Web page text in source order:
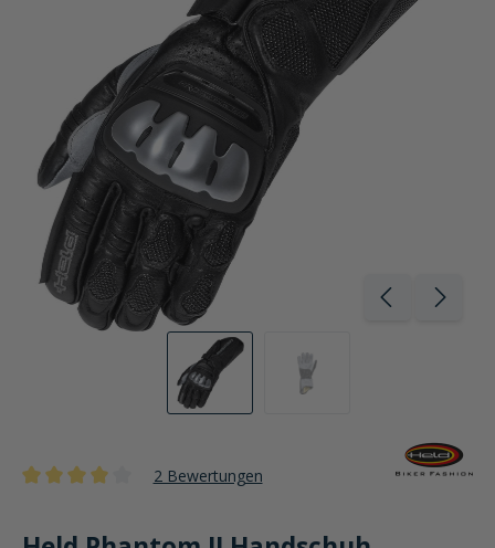
2 Bewertungen